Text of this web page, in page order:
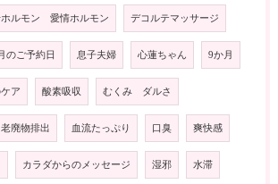
ホルモン 愛情ホルモン デコルテマッサージ
のご予約日 息子夫婦 心蓮ちゃん 9か月
ア 酸素吸収 むくみ ダルさ
老廃物排出 血流たっぷり 口臭 爽快感
カラダからのメッセージ 湿邪 水滞